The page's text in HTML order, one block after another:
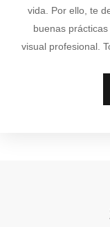
vida. Por ello, te
buenas
visual profesional.